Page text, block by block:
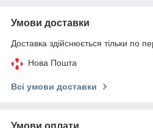
Умови доставки
Доставка здійснюється тільки по
Нова Пошта
Всі умови доставки
Умови оплати